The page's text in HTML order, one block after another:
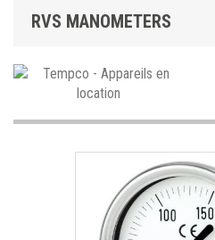
RVS MANOMETERS